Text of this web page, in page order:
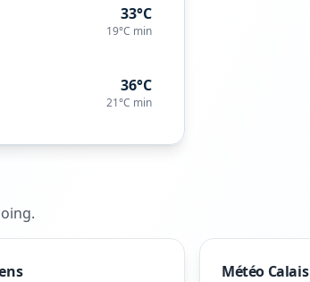
33°C
19°C min
36°C
21°C min
.
Météo Calais